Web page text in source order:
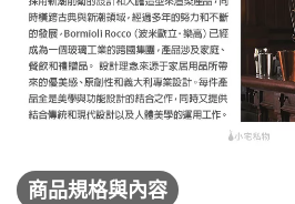
商品規格與內容